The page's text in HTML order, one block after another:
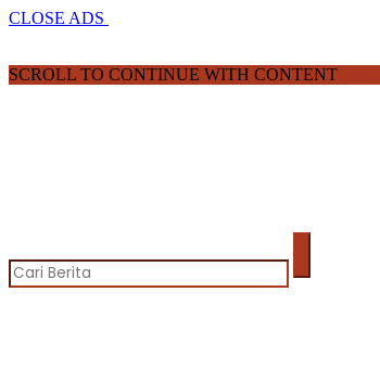
CLOSE ADS
SCROLL TO CONTINUE WITH CONTENT